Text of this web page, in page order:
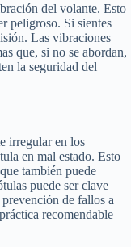
del volante. Esto
peligroso. Si sientes
Las vibraciones
que, si no se abordan,
la seguridad del
irregular en los
en mal estado. Esto
también puede
puede ser clave
de fallos a
recomendable